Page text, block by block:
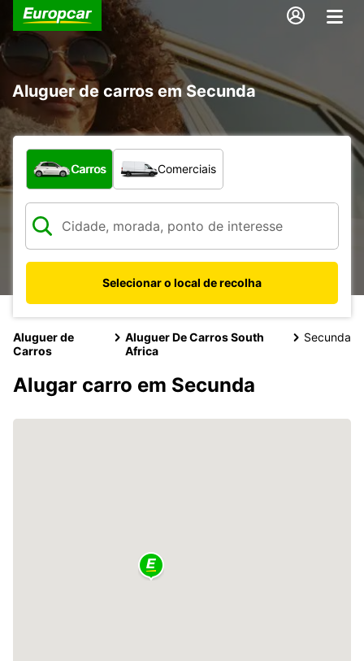
Aluguer de carros em Secunda
Que tipo de veículo pretende?
Carros Comerciais
Selecionar o local de recolha
Aluguer de
Carros
Aluguer De Carros South
Africa
Secunda
Alugar carro em Secunda